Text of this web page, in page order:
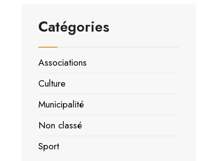
Catégories
Associations
Culture
Municipalité
Non classé
Sport